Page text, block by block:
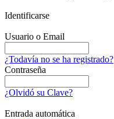
Identificarse
Usuario o Email
¿Todavía no se ha registrado?
Contraseña
¿Olvidó su Clave?
Entrada automática